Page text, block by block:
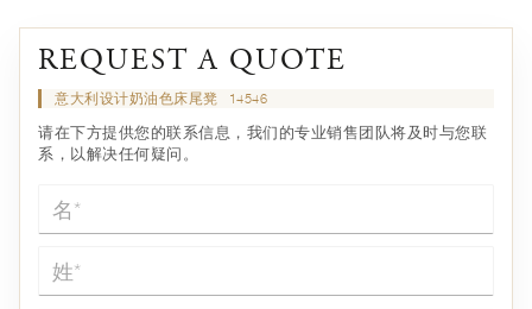
REQUEST A QUOTE
意大利设计奶油色床尾凳 14546
请在下方提供您的联系信息，我们的专业销售团队将及时与您联
系，以解决任何疑问。
名*
姓*